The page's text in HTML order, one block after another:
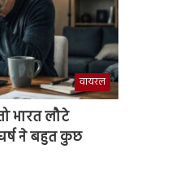
वायरल
भारत लौटे
ने बहुत कुछ